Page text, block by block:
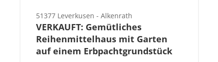
51377 Leverkusen - Alkenrath
VERKAUFT: Gemütliches
Reihenmittelhaus mit Garten
auf einem Erbpachtgrundstück